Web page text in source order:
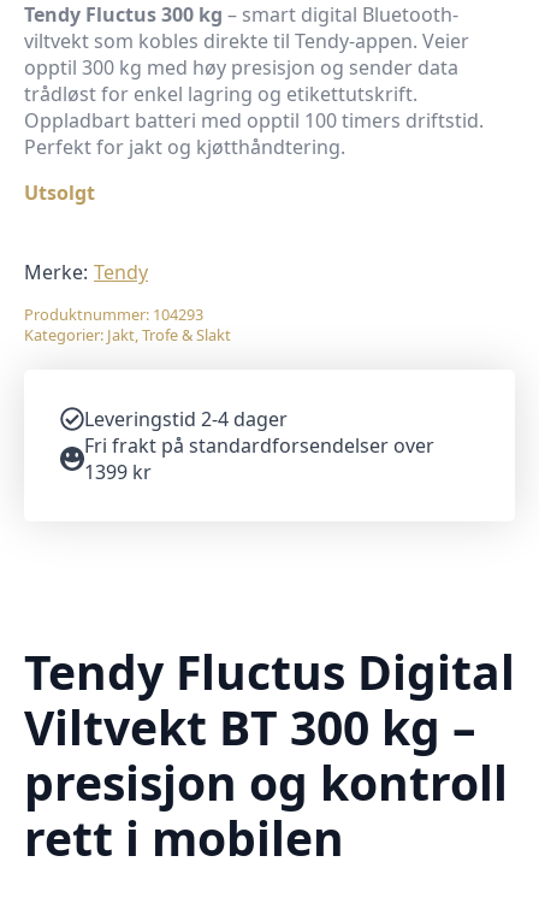
Tendy Fluctus 300 kg – smart digital Bluetooth-
viltvekt som kobles direkte til Tendy-appen. Veier
opptil 300 kg med høy presisjon og sender data
trådløst for enkel lagring og etikettutskrift.
Oppladbart batteri med opptil 100 timers driftstid.
Perfekt for jakt og kjøtthåndtering.
Utsolgt
Merke: Tendy
Produktnummer: 104293
Kategorier: Jakt,Trofe & Slakt
Leveringstid 2-4 dager
Fri frakt på standardforsendelser over
1399 kr
Tendy Fluctus Digital
Viltvekt BT 300 kg –
presisjon og kontroll
rett i mobilen